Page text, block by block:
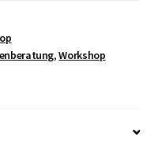
,Workshop